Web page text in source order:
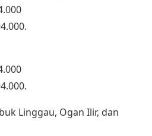
Linggau, Ogan Ilir, dan